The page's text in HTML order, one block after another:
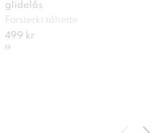
glidelås
Forsterkt tåhette
499 kr